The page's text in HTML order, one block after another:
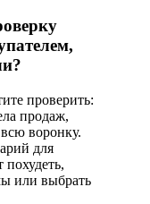
проверить:
продаж,
воронку.
для
похудеть,
или выбрать